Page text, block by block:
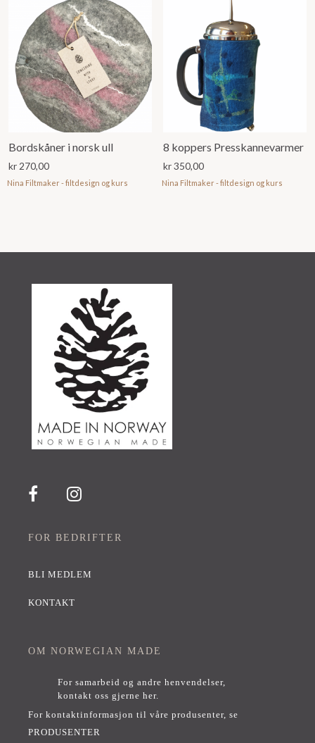
Bordskåner i norsk ull
kr270,00
Nina Filtmaker - filtdesign og kurs
8 koppers Presskannevarmer
kr350,00
Nina Filtmaker - filtdesign og kurs
FOR BEDRIFTER
BLI MEDLEM
KONTAKT
OM NORWEGIAN MADE
For samarbeid og andre henvendelser,
kontakt oss gjerne her.
For kontaktinformasjon til våre produsenter, se
PRODUSENTER